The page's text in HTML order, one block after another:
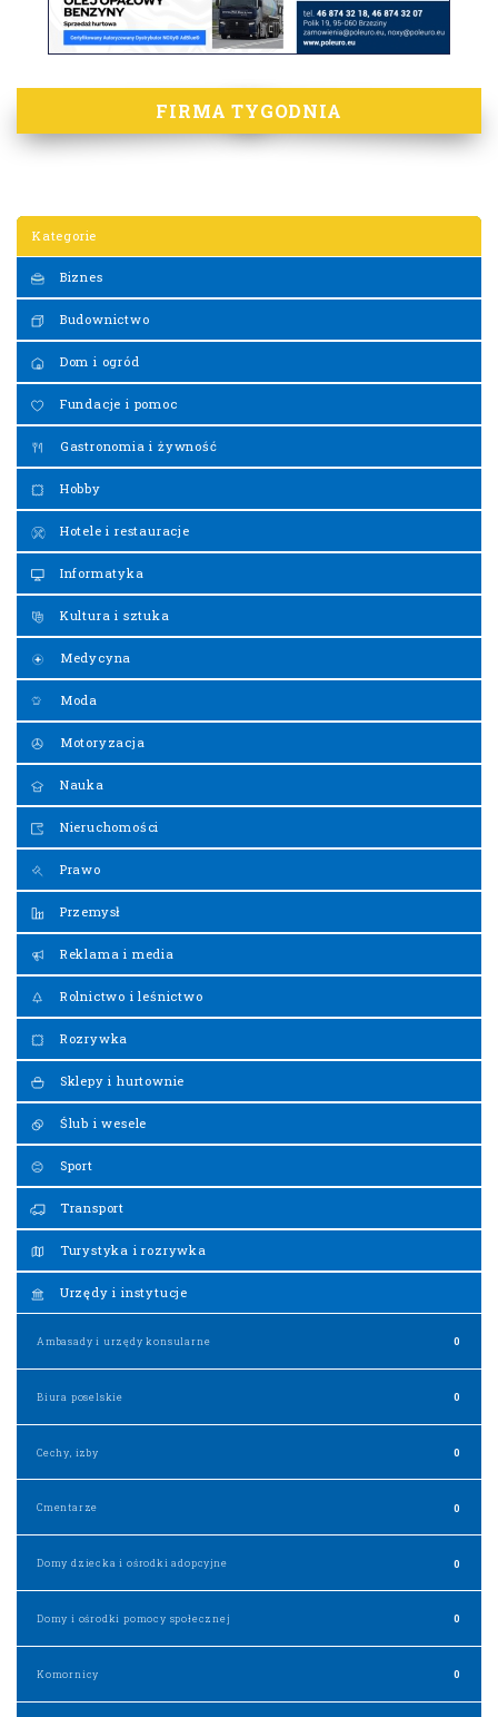
FIRMA TYGODNIA
Kategorie
Biznes
Budownictwo
Dom i ogród
Fundacje i pomoc
Gastronomia i żywność
Hobby
Hotele i restauracje
Informatyka
Kultura i sztuka
Medycyna
Moda
Motoryzacja
Nauka
Nieruchomości
Prawo
Przemysł
Reklama i media
Rolnictwo i leśnictwo
Rozrywka
Sklepy i hurtownie
Ślub i wesele
Sport
Transport
Turystyka i rozrywka
Urzędy i instytucje
Ambasady i urzędy konsularne 0
Biura poselskie 0
Cechy, izby 0
Cmentarze 0
Domy dziecka i ośrodki adopcyjne 0
Domy i ośrodki pomocy społecznej 0
Komornicy 0